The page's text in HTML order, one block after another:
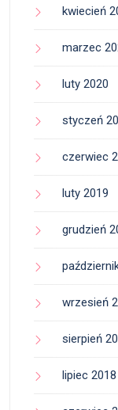
kwiecień
marzec
luty 2020
styczeń
czerwiec
luty 2019
grudzień
wrzesień
sierpień
lipiec 2018